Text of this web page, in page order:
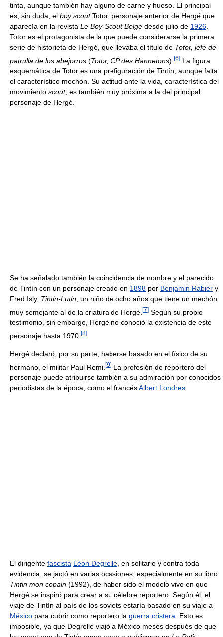
tinta, aunque también hay alguno de carne y hueso. El principal
es, sin duda, el boy scoutTotor, personaje anterior de Hergé que
aparecía en la revista Le Boy-Scout Belge desde julio de 1926
Totor es el protagonista de la que puede considerarse la primera
serie de historieta de Hergé, que llevaba el título de Totor, jefe de
patrulla de los abejorros (Totor, CP des Hannetons). [6] La figura
esquemática de Totor es una prefiguración de Tintín, aunque falta
el característico mechón. Su actitud ante la vida, característica del
movimiento scout, es también muy próxima a la del principal
personaje de Hergé.
Se ha señalado también la coincidencia de nombre y el parecido
de Tintín con un personaje creado en 1898 por Benjamin Rabier y
Fred Isly, Tintin-Lutin, un niño de ocho años que tiene un mechón
muy semejante al de la criatura de Hergé. [7] Según su propio
testimonio, sin embargo, Hergé no conoció la existencia de este
personaje hasta 1970. [8]
Hergé declaró, por su parte, haberse basado en el físico de su
hermano, el militar Paul Remi. [9] La profesión de reportero del
personaje puede atribuirse también a su admiración por conocidos
periodistas de la época, como el francésAlbert Londres.
El dirigente fascista Léon Degrelle, en solitario y contra toda
evidencia, se jactó en varias ocasiones, especialmente en su libro
Tintin mon copain (1992), de haber sido el modelo vivo en que
Hergé se inspiró para crear a su célebre reportero. Según él, el
viaje de Tintín al país de los soviets estaría basado en su viaje a
México para cubrir como reportero la guerra cristera. Esto es
imposible, ya que Degrelle viajó a México meses después de que